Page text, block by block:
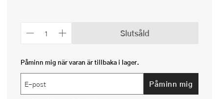
Slutsåld
Påminn mig när varan är tillbaka i lager.
Påminn mig